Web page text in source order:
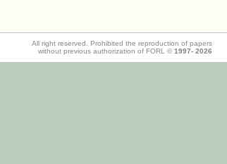
All right reserved. Prohibited the reproduction of papers
without previous authorization of FORL © 1997- 2026